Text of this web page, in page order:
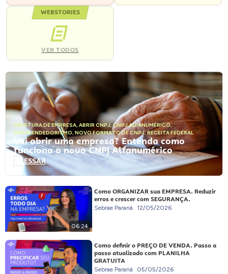
WEBSTORIES
VER TODOS
ABERTURA DE EMPRESA, ABRIR CNPJ,CNPJ ALFANUMÉRICO,
EMPREENDEDORISMO, NOVO FORMATO DE CNPJ,RECEITA FEDERAL
Vai abrir uma empresa? Entenda como
funciona o novo CNPJ Alfanumérico
ACESSAR
06:24
Como ORGANIZAR sua EMPRESA. Reduzir
erros e crescer com SEGURANÇA.
Sebrae Paraná 12/05/2026
Como definir o PREÇO DE VENDA. Passo a
passo atualizado com PLANILHA
GRATUITA
Sebrae Paraná 05/05/2026